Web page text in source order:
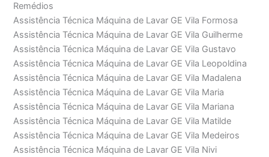
Remédios
Assistência Técnica Máquina de Lavar GE Vila Formosa
Assistência Técnica Máquina de Lavar GE Vila Guilherme
Assistência Técnica Máquina de Lavar GE Vila Gustavo
Assistência Técnica Máquina de Lavar GE Vila Leopoldina
Assistência Técnica Máquina de Lavar GE Vila Madalena
Assistência Técnica Máquina de Lavar GE Vila Maria
Assistência Técnica Máquina de Lavar GE Vila Mariana
Assistência Técnica Máquina de Lavar GE Vila Matilde
Assistência Técnica Máquina de Lavar GE Vila Medeiros
Assistência Técnica Máquina de Lavar GE Vila Nivi